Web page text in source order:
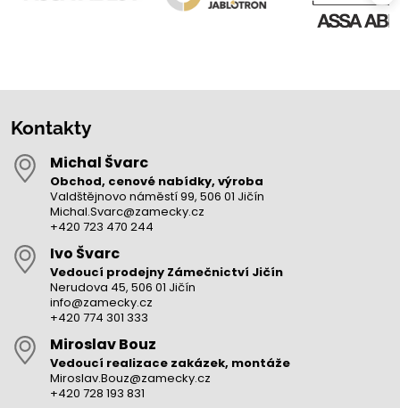
Kontakty
Michal Švarc
Obchod, cenové nabídky, výroba
Valdštějnovo náměstí 99, 506 01 Jičín
Michal.Svarc@zamecky.cz
+420 723 470 244
Ivo Švarc
Vedoucí prodejny Zámečnictví Jičín
Nerudova 45, 506 01 Jičín
info@zamecky.cz
+420 774 301 333
Miroslav Bouz
Vedoucí realizace zakázek, montáže
Miroslav.Bouz@zamecky.cz
+420 728 193 831